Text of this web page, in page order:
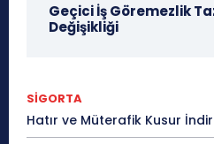
Geçici İş Göremezlik
Değişikliği
SİGORTA
Hatır ve Müterafik Kusur